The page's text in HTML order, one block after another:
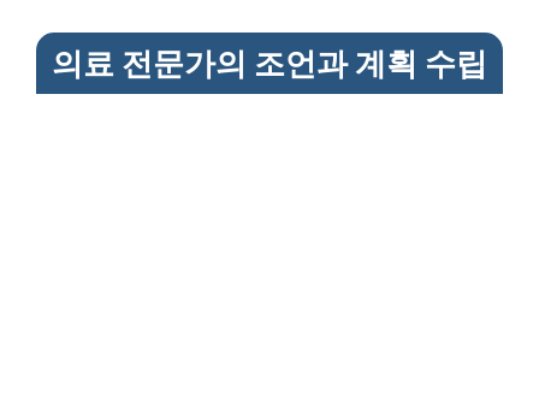
의료 전문가의 조언과 계획 수립